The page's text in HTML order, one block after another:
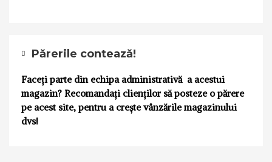
Părerile contează!
Faceți parte din echipa administrativă a acestui
magazin? Recomandați clienților să posteze o părere
pe acest site, pentru a crește vânzările magazinului
dvs!